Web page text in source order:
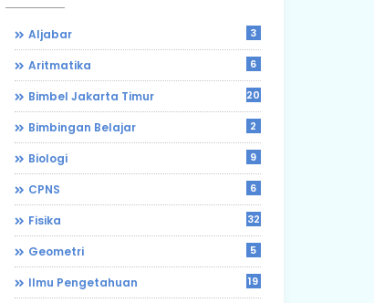
Aljabar 3
Aritmatika 6
Bimbel Jakarta Timur 203
Bimbingan Belajar 2
Biologi 9
CPNS 6
Fisika 32
Geometri 5
Ilmu Pengetahuan 19